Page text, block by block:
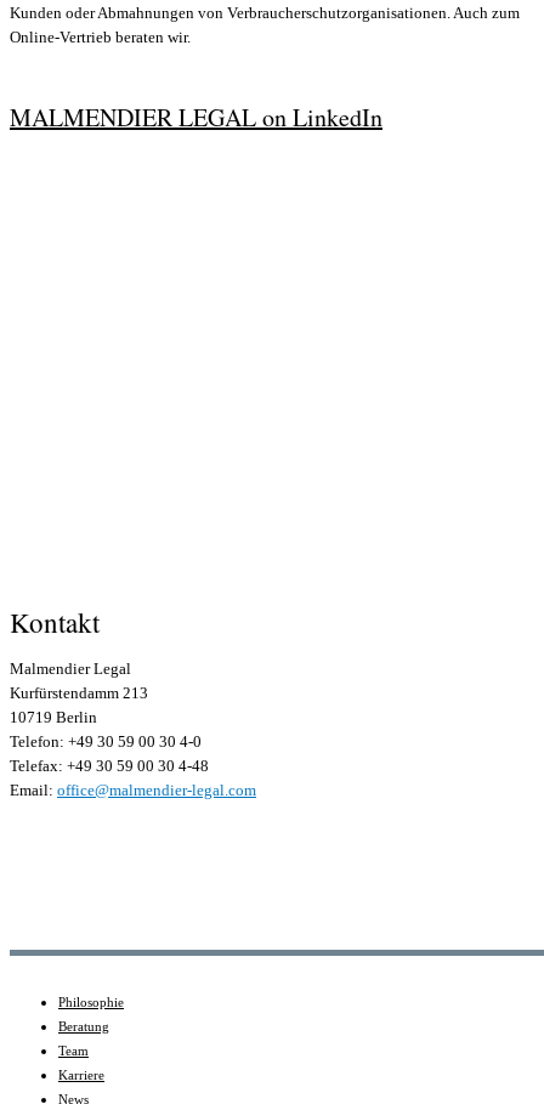
Kunden oder Abmahnungen von Verbraucherschutzorganisationen. Auch zum
Online-Vertrieb beraten wir.
MALMENDIER LEGAL on LinkedIn
Kontakt
Malmendier Legal
Kurfürstendamm 213
10719 Berlin
Telefon: +49 30 59 00 30 4-0
Telefax: +49 30 59 00 30 4-48
Email: office@malmendier-legal.com
Philosophie
Beratung
Team
Karriere
News